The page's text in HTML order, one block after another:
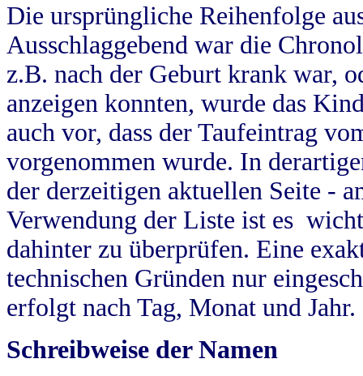
Die ursprüngliche Reihenfolge
Ausschlaggebend war die
z.B. nach der Geburt krank war,
anzeigen konnten, wurde das
auch vor, dass der Taufeintrag
vorgenommen wurde. In
der derzeitigen aktuellen Seite -
Verwendung der Liste ist es
dahinter zu überprüfen. Eine
technischen Gründen nur
erfolgt nach Tag, Monat und Jahr.
Schreibweise der Namen